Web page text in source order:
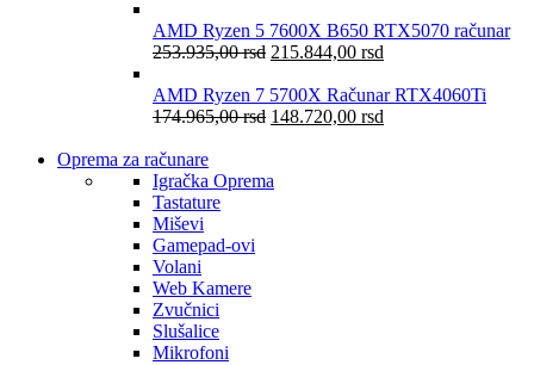
AMD Ryzen 5 7600X B650 RTX5070 računar
253.935,00rsd 215.844,00 rsd
AMD Ryzen 7 5700X Računar RTX4060Ti
174.965,00rsd 148.720,00 rsd
Oprema za računare
Igračka Oprema
Tastature
Miševi
Gamepad-ovi
Volani
Web Kamere
Zvučnici
Slušalice
Mikrofoni